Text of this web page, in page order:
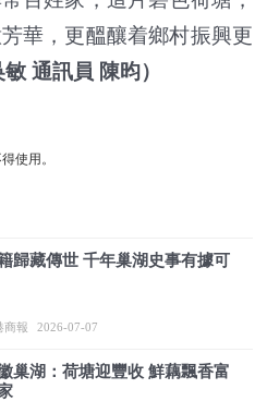
華，更醞釀着鄉村振興更
敏 通訊員 陳昀）
使用。
歸藏傳世 千年巢湖史事有據可
商報 2026-07-07
巢湖：荷塘迎豐收 鮮藕飄香富